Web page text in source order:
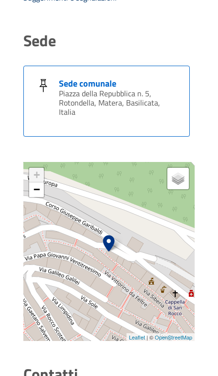
Sede
Sede comunale
Piazza della Repubblica n. 5,
Rotondella, Matera, Basilicata,
Italia
+
−
Leaflet| ©OpenStreetMap